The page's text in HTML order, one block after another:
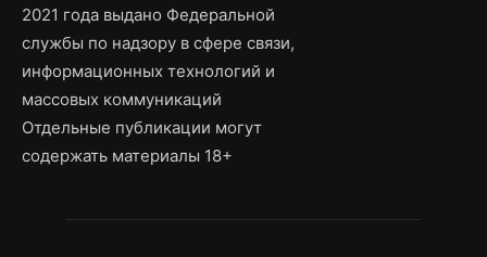
2021 года выдано Федеральной
службы по надзору в сфере связи,
информационных технологий и
массовых коммуникаций
Отдельные публикации могут
содержать материалы 18+